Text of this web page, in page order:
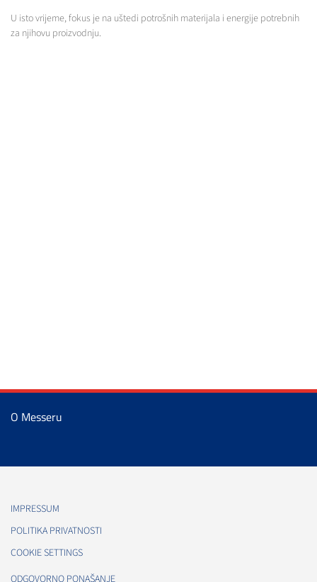
U isto vrijeme, fokus je na uštedi potrošnih materijala i energije potrebnih
za njihovu proizvodnju.
O Messeru
IMPRESSUM
POLITIKA PRIVATNOSTI
COOKIE SETTINGS
ODGOVORNO PONAŠANJE